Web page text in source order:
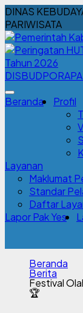
DINAS
PARIWISATA
Beranda
Profil
Layanan
Maklumat
Standar
Daftar
Lapor Pak Yes
Beranda
Berita
Festival
🏆